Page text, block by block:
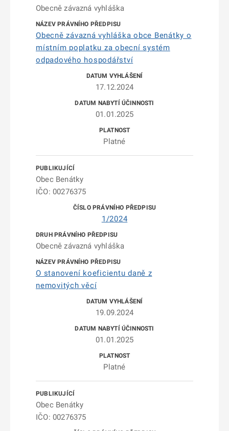
Obecně závazná vyhláška
Obecně závazná vyhláška obce Benátky o
místním poplatku za obecní systém
odpadového hospodářství
17.12.2024
01.01.2025
Platné
Obec Benátky
IČO: 00276375
1/2024
Obecně závazná vyhláška
O stanovení koeficientu daně z
nemovitých věcí
19.09.2024
01.01.2025
Platné
Obec Benátky
IČO: 00276375